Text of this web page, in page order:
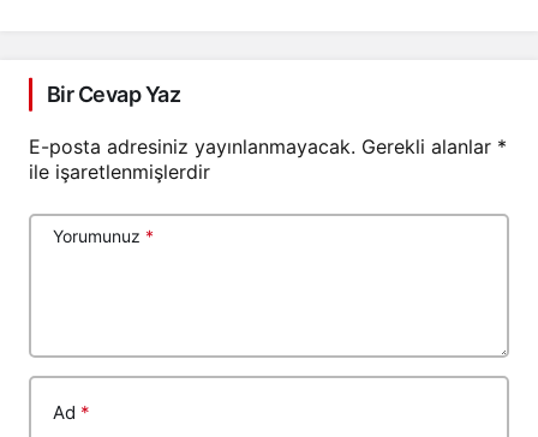
Bir Cevap Yaz
E-posta adresiniz yayınlanmayacak. Gerekli alanlar *
ile işaretlenmişlerdir
Yorumunuz *
Ad *